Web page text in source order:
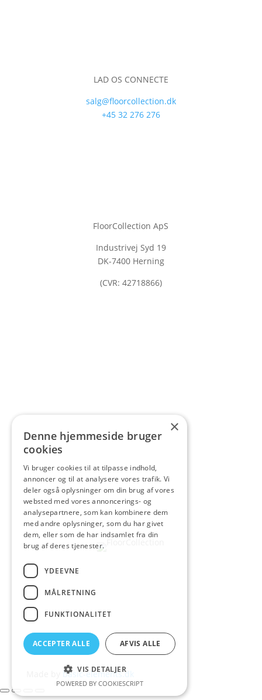
LAD OS CONNECTE
salg@floorcollection.dk
+45 32 276 276
FloorCollection ApS
Industrivej Syd 19
DK-7400 Herning
(CVR: 42718866)
basic-elements.dk
×
Denne hjemmeside bruger
cookies
Vi bruger cookies til at tilpasse indhold,
annoncer og til at analysere vores trafik. Vi
deler også oplysninger om din brug af vores
websted med vores annoncerings- og
analysepartnere, som kan kombinere dem
med andre oplysninger, som du har givet
dem, eller som de har indsamlet fra din
brug af deres tjenester.
YDEEVNE
MÅLRETNING
FUNKTIONALITET
ACCEPTER ALLE AFVIS ALLE
VIS DETALJER
POWERED BY COOKIESCRIPT